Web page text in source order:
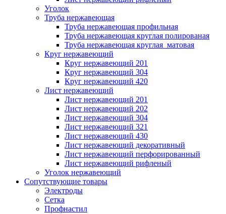
Уголок
Труба нержавеющая
Труба нержавеющая профильная
Труба нержавеющая круглая полированая
Труба нержавеющая круглая матовая
Круг нержавеющий
Круг нержавеющий 201
Круг нержавеющий 304
Круг нержавеющий 420
Лист нержавеющий
Лист нержавеющий 201
Лист нержавеющий 202
Лист нержавеющий 304
Лист нержавеющий 321
Лист нержавеющий 430
Лист нержавеющий декоративный
Лист нержавеющий перфорированный
Лист нержавеющий рифленый
Уголок нержавеющий
Cопутствующие товары
Электроды
Сетка
Профнастил